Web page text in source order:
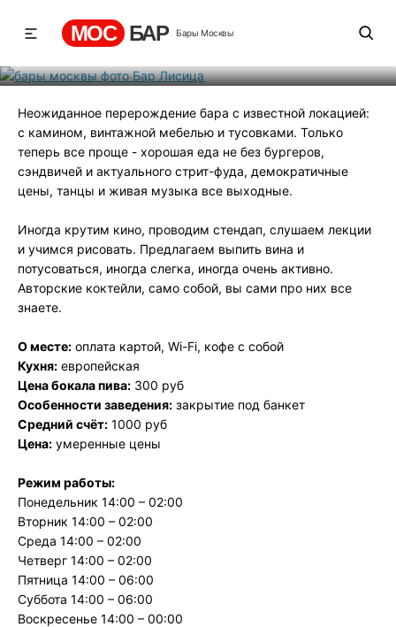
МОС БАР Бары Москвы
Неожиданное перерождение бара с известной локацией:
с камином, винтажной мебелью и тусовками. Только
теперь все проще - хорошая еда не без бургеров,
сэндвичей и актуального стрит-фуда, демократичные
цены, танцы и живая музыка все выходные.
Иногда крутим кино, проводим стендап, слушаем лекции
и учимся рисовать. Предлагаем выпить вина и
потусоваться, иногда слегка, иногда очень активно.
Авторские коктейли, само собой, вы сами про них все
знаете.
О месте: оплата картой, Wi-Fi, кофе с собой
Кухня: европейская
Цена бокала пива: 300 руб
Особенности заведения: закрытие под банкет
Средний счёт: 1000 руб
Цена: умеренные цены
Режим работы:
Понедельник 14:00 – 02:00
Вторник 14:00 – 02:00
Среда 14:00 – 02:00
Четверг 14:00 – 02:00
Пятница 14:00 – 06:00
Суббота 14:00 – 06:00
Воскресенье 14:00 – 00:00